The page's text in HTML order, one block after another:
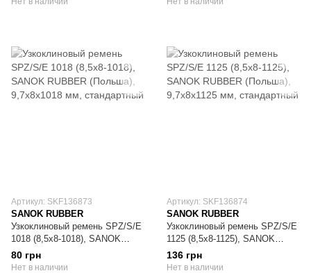
Артикул: SKF136873
SANOK RUBBER
Узкоклиновый ремень SPZ/S/E
1018 (8,5х8-1018), SANOK
RUBBER (Польша), 9,7х8х1018
мм, стандартный
80 грн
Нет в наличии
Артикул: SKF136874
SANOK RUBBER
Узкоклиновый ремень SPZ/S/E
1125 (8,5х8-1125), SANOK
RUBBER (Польша), 9,7х8х1125
мм, стандартный
136 грн
Нет в наличии